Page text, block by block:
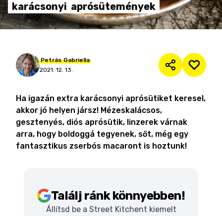
karácsonyi aprósütemények
Petrás Gabriella
2021. 12. 13.
Ha igazán extra karácsonyi aprósütiket keresel,
akkor jó helyen jársz! Mézeskalácsos,
gesztenyés, diós aprósütik, linzerek várnak
arra, hogy boldoggá tegyenek, sőt, még egy
fantasztikus zserbós macaront is hoztunk!
Találj ránk könnyebben!
Állítsd be a Street Kitchent kiemelt